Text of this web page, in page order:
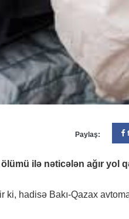
Paylaş:
ilə nəticələn ağır yol
ki, hadisə Bakı-Qazax